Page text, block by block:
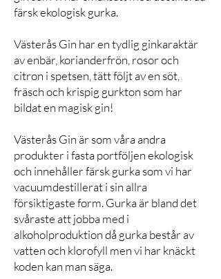
färsk ekologisk gurka.
Västerås Gin har en tydlig ginkaraktär
av enbär, korianderfrön, rosor och
citron i spetsen, tätt följt av en söt,
fräsch och krispig gurkton som har
bildat en magisk gin!
Västerås Gin är som våra andra
produkter i fasta portföljen ekologisk
och innehåller färsk gurka som vi har
vacuumdestillerat i sin allra
försiktigaste form. Gurka är bland det
svåraste att jobba med i
alkoholproduktion då gurka består av
vatten och klorofyll men vi har knäckt
koden kan man säga.